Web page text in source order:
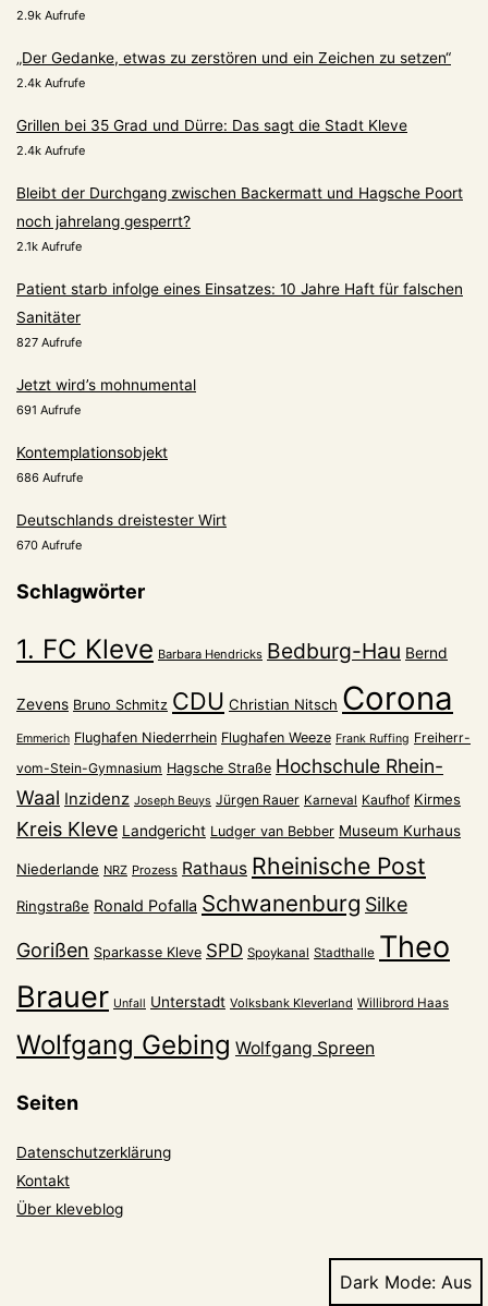
2.9k Aufrufe
„Der Gedanke, etwas zu zerstören und ein Zeichen zu setzen“
2.4k Aufrufe
Grillen bei 35 Grad und Dürre: Das sagt die Stadt Kleve
2.4k Aufrufe
Bleibt der Durchgang zwischen Backermatt und Hagsche Poort
noch jahrelang gesperrt?
2.1k Aufrufe
Patient starb infolge eines Einsatzes: 10 Jahre Haft für falschen
Sanitäter
827 Aufrufe
Jetzt wird’s mohnumental
691 Aufrufe
Kontemplationsobjekt
686 Aufrufe
Deutschlands dreistester Wirt
670 Aufrufe
Schlagwörter
1. FC Kleve Barbara Hendricks Bedburg-Hau Bernd
Zevens Bruno Schmitz CDU Christian Nitsch Corona
Emmerich Flughafen Niederrhein Flughafen Weeze Frank Ruffing Freiherr-
vom-Stein-Gymnasium Hagsche Straße Hochschule Rhein-
Waal Inzidenz Joseph Beuys Jürgen Rauer Karneval Kaufhof Kirmes
Kreis Kleve Landgericht Ludger van Bebber Museum Kurhaus
Niederlande NRZ Prozess Rathaus Rheinische Post
Ringstraße Ronald Pofalla Schwanenburg Silke
Gorißen Sparkasse Kleve SPD Spoykanal Stadthalle Theo
Brauer Unfall Unterstadt Volksbank Kleverland Willibrord Haas
Wolfgang Gebing Wolfgang Spreen
Seiten
Datenschutzerklärung
Kontakt
Über kleveblog
Dark Mode: